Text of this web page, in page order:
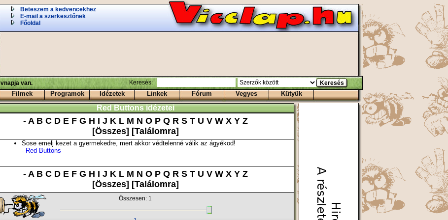
Beteszem a kedvencekhez
E-mail a szerkesztőnek
Főoldal
van. Keresés:
Filmek Programok Idézetek Linkek Fórum Vegyes Kütyük
Red Buttons idézetei
- A B C D E F G H I J K L M N O P Q R S T U V W X Y Z
[Összes] [Találomra]
Sose emelj kezet a gyermekedre, mert akkor védtelenné válik az ágyékod!
- Red Buttons
- A B C D E F G H I J K L M N O P Q R S T U V W X Y Z
[Összes] [Találomra]
Összesen: 1